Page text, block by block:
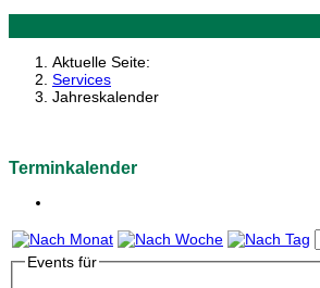
Aktuelle Seite:
Services
Jahreskalender
Terminkalender
Events für